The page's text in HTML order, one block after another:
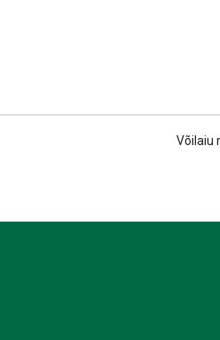
Võilaiu